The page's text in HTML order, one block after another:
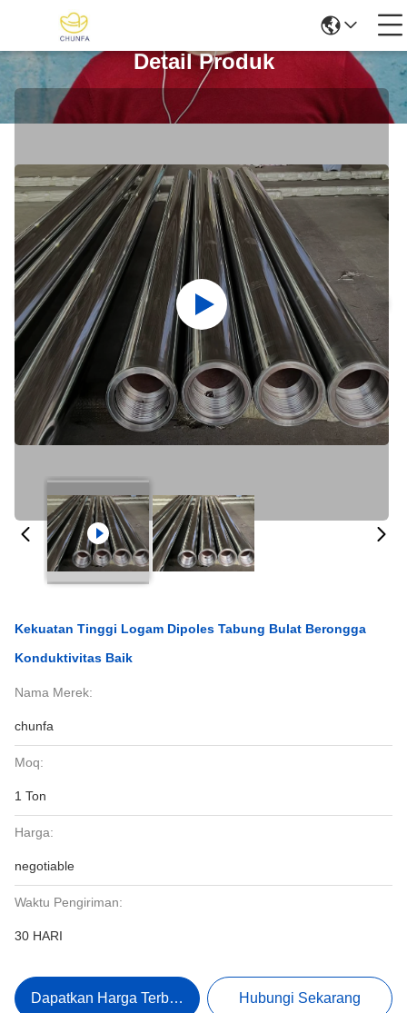
Detail Produk
Kekuatan Tinggi Logam Dipoles Tabung Bulat Berongga
Konduktivitas Baik
Nama Merek:
chunfa
Moq:
1 Ton
Harga:
negotiable
Waktu Pengiriman:
30 HARI
Dapatkan Harga Terbaik Hubungi Sekarang